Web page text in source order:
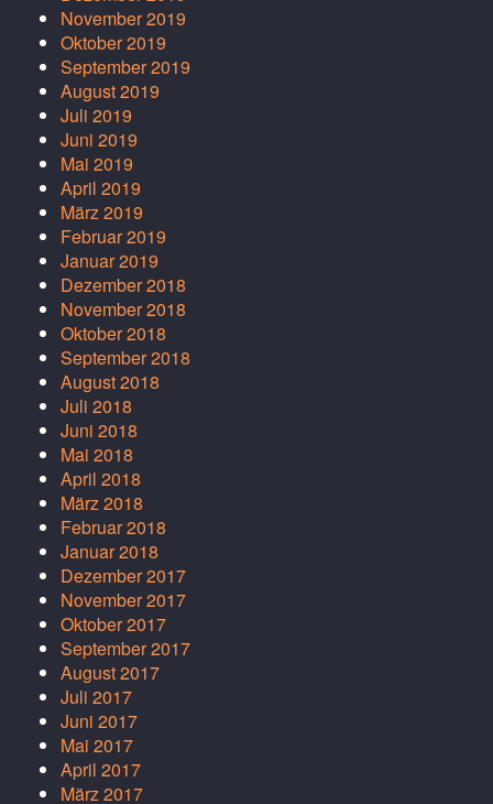
November 2019
Oktober 2019
September 2019
August 2019
Juli 2019
Juni 2019
Mai 2019
April 2019
März 2019
Februar 2019
Januar 2019
Dezember 2018
November 2018
Oktober 2018
September 2018
August 2018
Juli 2018
Juni 2018
Mai 2018
April 2018
März 2018
Februar 2018
Januar 2018
Dezember 2017
November 2017
Oktober 2017
September 2017
August 2017
Juli 2017
Juni 2017
Mai 2017
April 2017
März 2017